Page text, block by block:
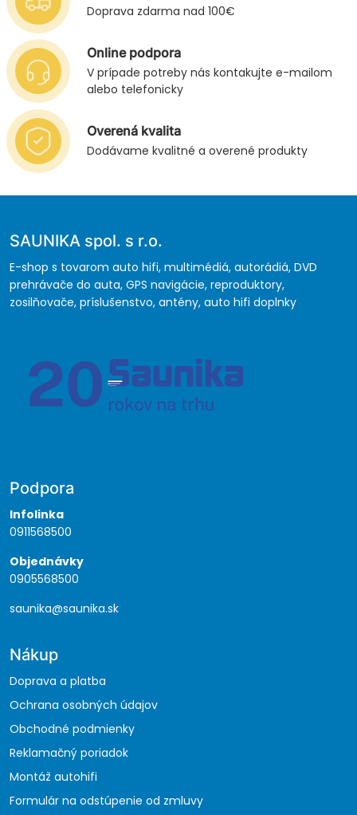
Doprava zdarma nad 100€
Online podpora
V prípade potreby nás kontakujte e-mailom
alebo telefonicky
Overená kvalita
Dodávame kvalitné a overené produkty
SAUNIKA spol. s r.o.
E-shop s tovarom auto hifi, multimédiá, autorádiá, DVD
prehrávače do auta, GPS navigácie, reproduktory,
zosilňovače, príslušenstvo, antény, auto hifi doplnky
Podpora
Infolinka
0911568500
Objednávky
0905568500
saunika@saunika.sk
Nákup
Doprava a platba
Ochrana osobných údajov
Obchodné podmienky
Reklamačný poriadok
Montáž autohifi
Formulár na odstúpenie od zmluvy